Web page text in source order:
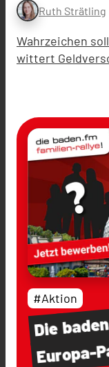
Ruth Strätling
Wahrzeichen
wittert
Die
Europa-
#Aktion